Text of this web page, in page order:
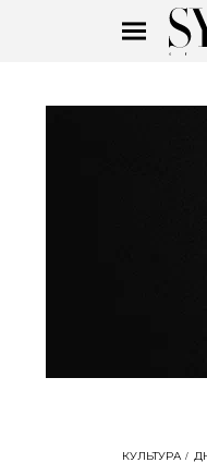
КУЛЬТУРА